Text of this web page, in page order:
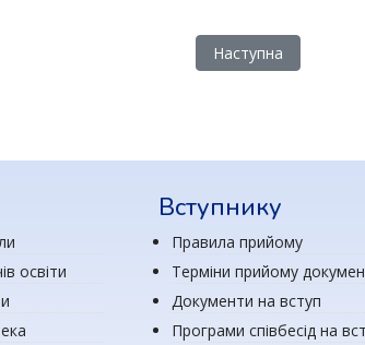
фізико-математичних дисциплін таНаступна стаття:
Наступна
освіти
Вступнику
Правила прийому
Терміни прийому
Документи на вступ
Програми співбесід на